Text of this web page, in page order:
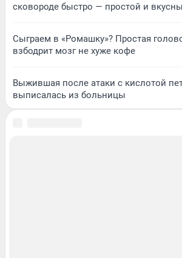
сковороде быстро — простой и
Сыграем в «Ромашку»? Простая
взбодрит мозг не хуже кофе
Выжившая после атаки с кислотой
выписалась из больницы